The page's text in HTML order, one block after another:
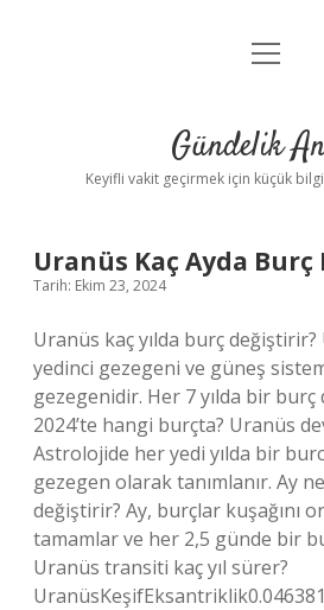
Anasayfa
Yasal Uyarı
menüyü
Gündelik
Keyifli vakit geçirmek için küçük
Gündelik
Anlar
Yazılar
Uranüs Kaç Ayda
Tarih: Ekim 23, 2024
Uranüs kaç yılda burç değiştirir?
yedinci gezegeni ve güneş
gezegenidir. Her 7 yılda bir
2024’te hangi burçta? Uranüs
Astrolojide her yedi yılda bir
gezegen olarak tanımlanır. Ay
değiştirir? Ay, burçlar kuşağını
tamamlar ve her 2,5 günde bir
Uranüs transiti kaç yıl sürer?